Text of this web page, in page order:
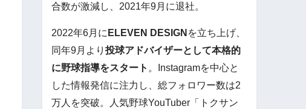
合数が激減し、2021年9月に退社。
2022年6月に ELEVEN DESIGN を立ち上げ、
同年9月より 投球アドバイザーとして本格的
に野球指導をスタート 。Instagramを中心と
した情報発信に注力し、総フォロワー数は2
万人を突破。人気野球YouTuber「トクサン